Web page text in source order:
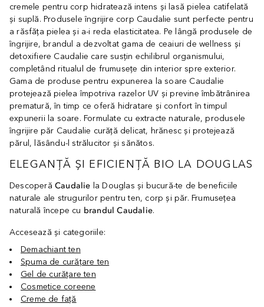
cremele pentru corp hidratează intens și lasă pielea catifelată
și suplă. Produsele îngrijire corp Caudalie sunt perfecte pentru
a răsfăța pielea și a-i reda elasticitatea. Pe lângă produsele de
îngrijire, brandul a dezvoltat gama de ceaiuri de wellness şi
detoxifiere Caudalie care susțin echilibrul organismului,
completând ritualul de frumusețe din interior spre exterior.
Gama de produse pentru expunerea la soare Caudalie
protejează pielea împotriva razelor UV și previne îmbătrânirea
prematură, în timp ce oferă hidratare și confort în timpul
expunerii la soare. Formulate cu extracte naturale, produsele
îngrijire păr Caudalie curăță delicat, hrănesc și protejează
părul, lăsându-l strălucitor și sănătos.
ELEGANȚĂ ȘI EFICIENȚĂ BIO LA DOUGLAS
Descoperă Caudalie la Douglas și bucură-te de beneficiile
naturale ale strugurilor pentru ten, corp și păr. Frumusețea
naturală începe cu brandul Caudalie.
Accesează și categoriile:
Demachiant ten
Spuma de curățare ten
Gel de curățare ten
Cosmetice coreene
Creme de față